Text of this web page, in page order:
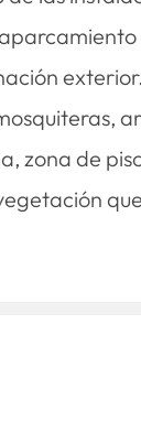
zona de